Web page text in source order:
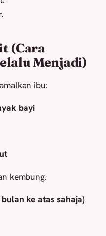
(Cara
Menjadi)
ibu:
bayi
kembung.
ke atas sahaja)